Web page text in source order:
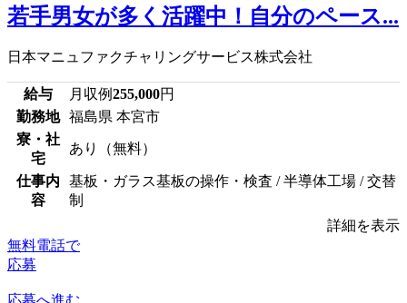
若手男女が多く活躍中！自分のペース...
日本マニュファクチャリングサービス株式会社
給与 月収例255,000円
勤務地
福島県 本宮市
寮・社
宅
あり（無料）
仕事内
容
基板・ガラス基板の操作・検査 / 半導体工場 / 交替
制
詳細を表示
無料電話で
応募